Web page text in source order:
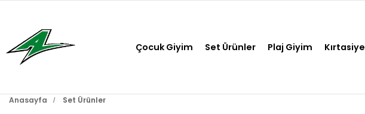
Çocuk Giyim Set Ürünler Plaj Giyim Kırtasiye
Anasayfa Set Ürünler